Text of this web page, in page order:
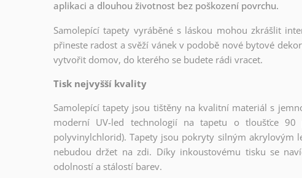
aplikaci a dlouhou životnost bez poškození povrchu.
Samolepící tapety vyráběné s láskou mohou zkrášlit
přineste radost a svěží vánek v podobě nové bytové
vytvořit domov, do kterého se budete rádi vracet.
Tisk nejvyšší kvality
Samolepící tapety jsou tištěny na kvalitní materiál s
moderní UV-led technologií na tapetu o tloušťce 90
polyvinylchlorid). Tapety jsou pokryty silným akrylovým
nebudou držet na zdi. Díky inkoustovému tisku se
odolností a stálostí barev.